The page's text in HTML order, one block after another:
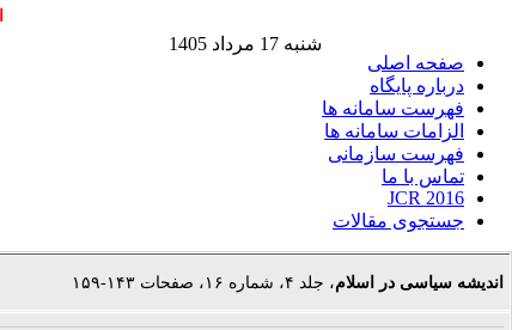
صفحه اصلی
درباره پایگاه
فهرست سامانه ها
الزامات سامانه ها
فهرست سازمانی
تماس با ما
JCR 2016
جستجوی مقالات
شنبه 17 مرداد 1405
اندیشه سیاسی در اسلام، جلد ۴، شماره ۱۶، صفحات ۱۴۳-۱۵۹